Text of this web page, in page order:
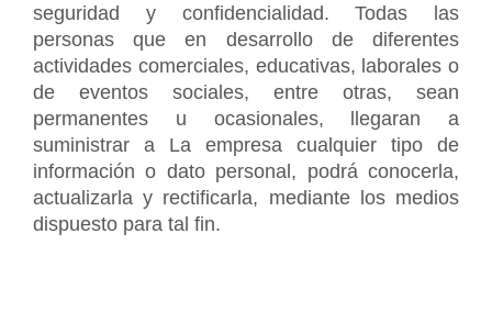
seguridad y confidencialidad. Todas las
personas que en desarrollo de diferentes
actividades comerciales, educativas, laborales o
de eventos sociales, entre otras, sean
permanentes u ocasionales, llegaran a
suministrar a La empresa cualquier tipo de
información o dato personal, podrá conocerla,
actualizarla y rectificarla, mediante los medios
dispuesto para tal fin.